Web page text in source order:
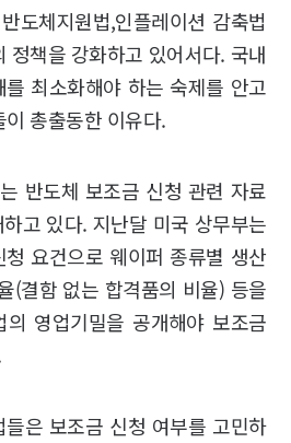
도체지원법,인플레이션 감축법
정책을 강화하고 있어서다. 국내
최소화해야 하는 숙제를 안고
총출동한 이유다.
반도체 보조금 신청 관련 자료
고 있다. 지난달 미국 상무부는
요건으로 웨이퍼 종류별 생산
(결함 없는 합격품의 비율) 등을
영업기밀을 공개해야 보조금
은 보조금 신청 여부를 고민하